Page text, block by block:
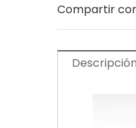
Compartir